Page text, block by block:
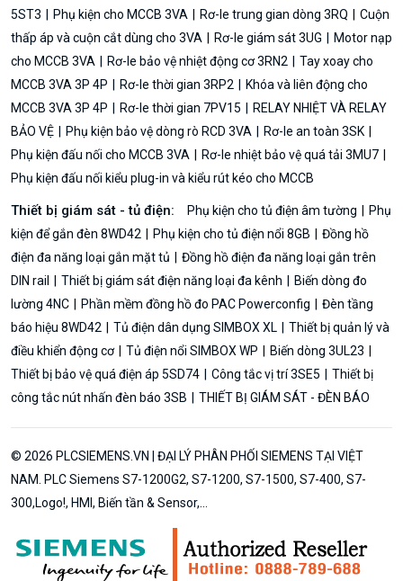
5ST3
Phụ kiện cho MCCB 3VA Rơ-le trung gian dòng 3RQ
Cuộn
thấp áp và cuộn cắt dùng cho 3VA
Rơ-le giám sát 3UG
Motor nạp
cho MCCB 3VA
Rơ-le bảo vệ nhiệt động cơ 3RN2
Tay xoay cho
MCCB 3VA 3P 4P
Rơ-le thời gian 3RP2
Khóa và liên động cho
MCCB 3VA 3P 4P
Rơ-le thời gian 7PV15
RELAY NHIỆT VÀ RELAY
BẢO VỆ
Phụ kiện bảo vệ dòng rò RCD 3VA
Rơ-le an toàn 3SK
Phụ kiện đấu nối cho MCCB 3VA
Rơ-le nhiệt bảo vệ quá tải 3MU7
Phụ kiện đấu nối kiểu plug-in và kiểu rút kéo cho MCCB
Thiết bị giám sát - tủ điện: Phụ kiện cho tủ điện âm tường
Phụ
kiện để gắn đèn 8WD42
Phụ kiện cho tủ điện nổi 8GB
Đồng hồ
điện đa năng loại gắn mặt tủ
Đồng hồ điện đa năng loại gắn trên
DIN rail
Thiết bị giám sát điện năng loại đa kênh
Biến dòng đo
lường 4NC
Phần mềm đồng hồ đo PAC Powerconfig
Đèn tầng
báo hiệu 8WD42
Tủ điện dân dụng SIMBOX XL
Thiết bị quản lý và
điều khiển động cơ
Tủ điện nổi SIMBOX WP
Biến dòng 3UL23
Thiết bị bảo vệ quá điện áp 5SD74
Công tắc vị trí 3SE5
Thiết bị
công tắc nút nhấn đèn báo 3SB
THIẾT BỊ GIÁM SÁT - ĐÈN BÁO
© 2026 PLCSIEMENS.VN | ĐẠI LÝ PHÂN PHỐI SIEMENS TẠI VIỆT
NAM. PLC Siemens S7-1200G2, S7-1200, S7-1500, S7-400, S7-
300,Logo!, HMI, Biến tần & Sensor,...